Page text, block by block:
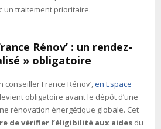
un traitement prioritaire.
Rénov’ : un rendez-
» obligatoire
France Rénov’, en Espace
obligatoire avant le dépôt d’une
rénovation énergétique globale. Cet
de vérifier l’éligibilité aux aides du